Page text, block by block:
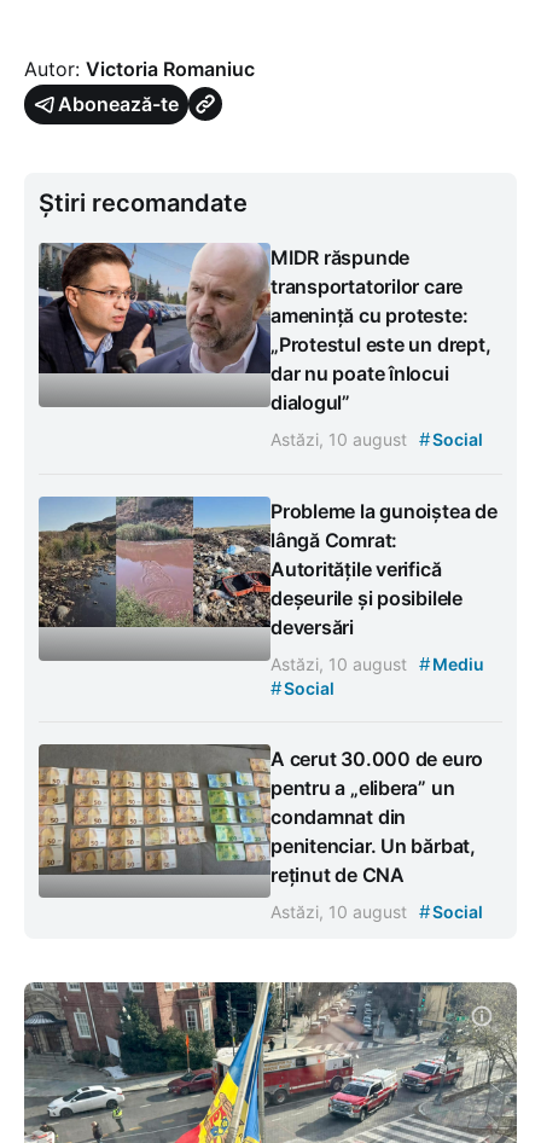
Autor: Victoria Romaniuc
Abonează-te
Știri recomandate
MIDR răspunde
transportatorilor care
amenință cu proteste:
„Protestul este un drept,
dar nu poate înlocui
dialogul”
Astăzi, 10 august #Social
Probleme la gunoiștea de
lângă Comrat:
Autoritățile verifică
deșeurile și posibilele
deversări
Astăzi, 10 august #Mediu
#Social
A cerut 30.000 de euro
pentru a „elibera” un
condamnat din
penitenciar. Un bărbat,
reținut de CNA
Astăzi, 10 august #Social